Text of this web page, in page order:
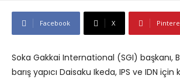
Facebook X
Soka Gakkai International (SGI) başkanı,
barış yapıcı Daisaku Ikeda, IPS ve IDN için